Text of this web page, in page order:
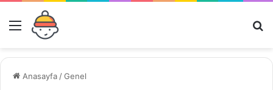
Menü
Anasayfa /Genel